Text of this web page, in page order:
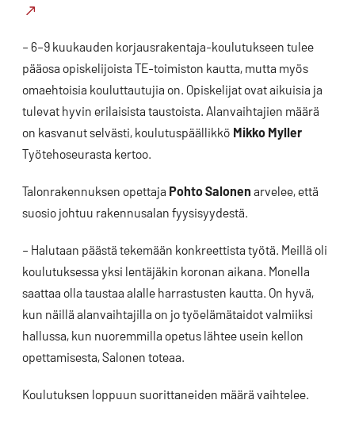
– 6–9 kuukauden korjausrakentaja-koulutukseen tulee
pääosa opiskelijoista TE-toimiston kautta, mutta myös
omaehtoisia kouluttautujia on. Opiskelijat ovat aikuisia ja
tulevat hyvin erilaisista taustoista. Alanvaihtajien määrä
on kasvanut selvästi, koulutuspäällikkö Mikko Myller
Työtehoseurasta kertoo.
Talonrakennuksen opettaja Pohto Salonen arvelee, että
suosio johtuu rakennusalan fyysisyydestä.
– Halutaan päästä tekemään konkreettista työtä. Meillä oli
koulutuksessa yksi lentäjäkin koronan aikana. Monella
saattaa olla taustaa alalle harrastusten kautta. On hyvä,
kun näillä alanvaihtajilla on jo työelämätaidot valmiiksi
hallussa, kun nuoremmilla opetus lähtee usein kellon
opettamisesta, Salonen toteaa.
Koulutuksen loppuun suorittaneiden määrä vaihtelee.